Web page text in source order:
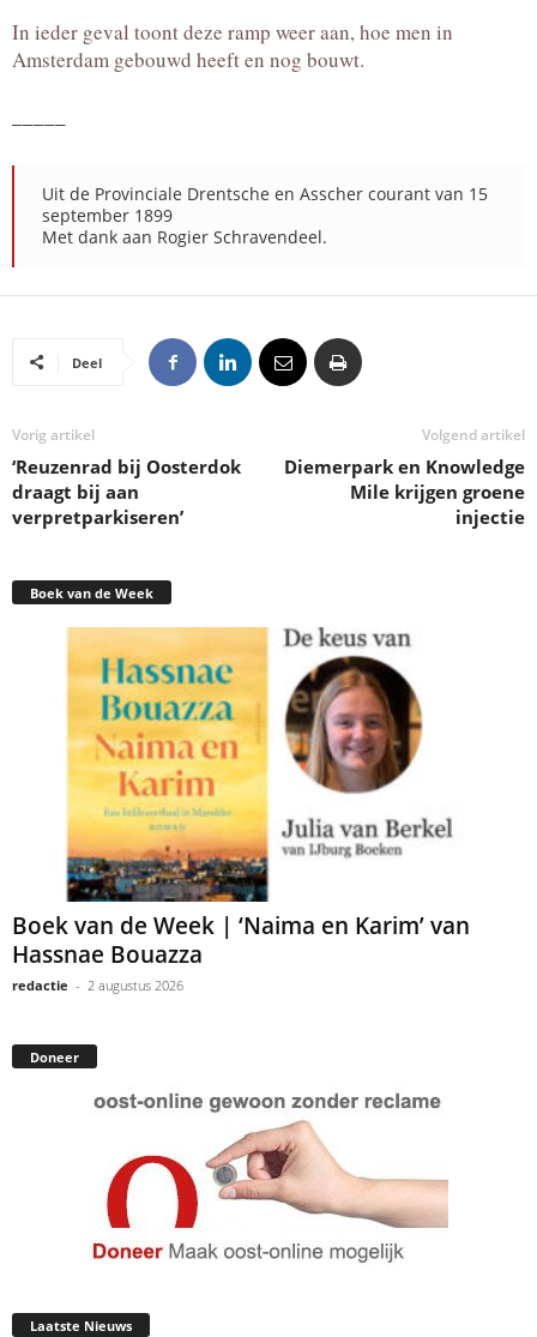
In ieder geval toont deze ramp weer aan, hoe men in
Amsterdam gebouwd heeft en nog bouwt.
Uit de Provinciale Drentsche en Asscher courant van 15
september 1899
Met dank aan Rogier Schravendeel.
Deel
Vorig artikel
‘Reuzenrad bij Oosterdok
draagt bij aan
verpretparkiseren’
Volgend artikel
Diemerpark en Knowledge
Mile krijgen groene
injectie
Boek van de Week
Boek van de Week | ‘Naima en Karim’ van
Hassnae Bouazza
redactie - 2 augustus 2026
Doneer
Laatste Nieuws